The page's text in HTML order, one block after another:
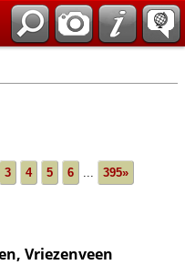
3 4 5 6 ... 395»
Vriezenveen